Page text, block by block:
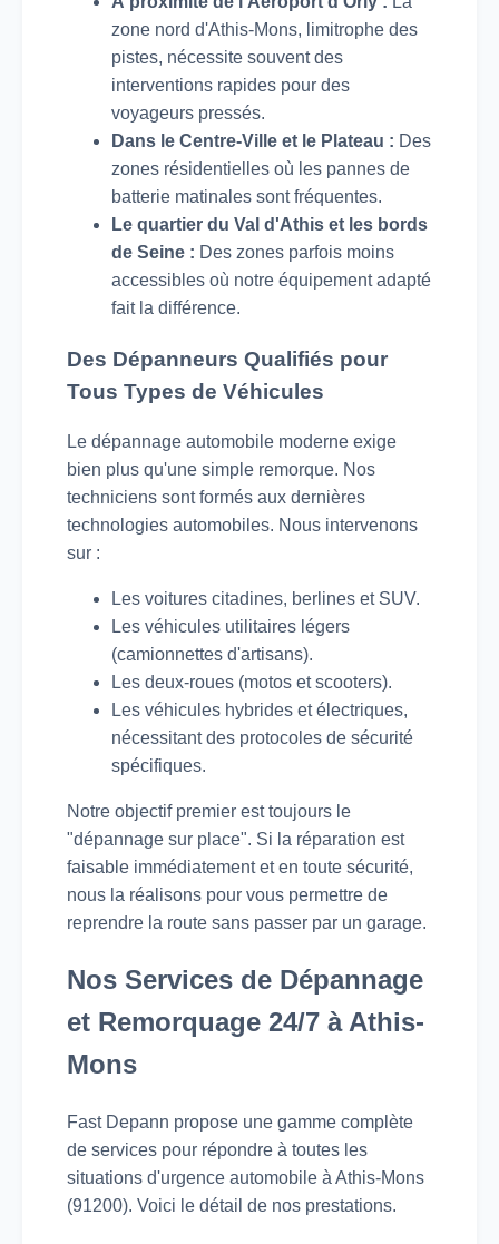
zone nord d'Athis-Mons, limitrophe des
pistes, nécessite souvent des
interventions rapides pour des
voyageurs pressés.
Dans le Centre-Ville et le Plateau : Des
zones résidentielles où les pannes de
batterie matinales sont fréquentes.
Le quartier du Val d'Athis et les bords
de Seine : Des zones parfois moins
accessibles où notre équipement adapté
fait la différence.
Des Dépanneurs Qualifiés pour
Tous Types de Véhicules
Le dépannage automobile moderne exige
bien plus qu'une simple remorque. Nos
techniciens sont formés aux dernières
technologies automobiles. Nous intervenons
sur :
Les voitures citadines, berlines et SUV.
Les véhicules utilitaires légers
(camionnettes d'artisans).
Les deux-roues (motos et scooters).
Les véhicules hybrides et électriques,
nécessitant des protocoles de sécurité
spécifiques.
Notre objectif premier est toujours le
"dépannage sur place". Si la réparation est
faisable immédiatement et en toute sécurité,
nous la réalisons pour vous permettre de
reprendre la route sans passer par un garage.
Nos Services de Dépannage
et Remorquage 24/7 à Athis-
Mons
Fast Depann propose une gamme complète
de services pour répondre à toutes les
situations d'urgence automobile à Athis-Mons
(91200). Voici le détail de nos prestations.